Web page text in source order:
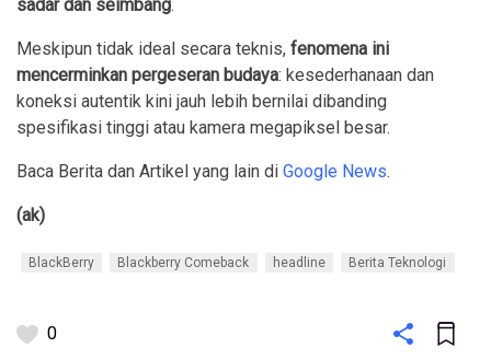
sadar dan seimbang.
Meskipun tidak ideal secara teknis, fenomena ini
mencerminkan pergeseran budaya: kesederhanaan dan
koneksi autentik kini jauh lebih bernilai dibanding
spesifikasi tinggi atau kamera megapiksel besar.
Baca Berita dan Artikel yang lain di Google News.
(ak)
BlackBerry Blackberry Comeback headline Berita Teknologi
0